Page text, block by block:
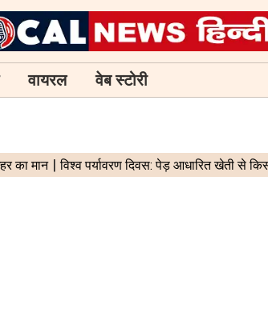
वायरल वेब स्टोरी